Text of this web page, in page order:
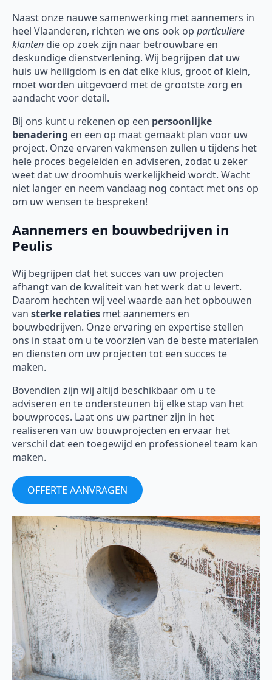
Naast onze nauwe samenwerking met aannemers in
heel Vlaanderen, richten we ons ook op particuliere
klanten die op zoek zijn naar betrouwbare en
deskundige dienstverlening. Wij begrijpen dat uw
huis uw heiligdom is en dat elke klus, groot of klein,
moet worden uitgevoerd met de grootste zorg en
aandacht voor detail.
Bij ons kunt u rekenen op een persoonlijke
benadering en een op maat gemaakt plan voor uw
project. Onze ervaren vakmensen zullen u tijdens het
hele proces begeleiden en adviseren, zodat u zeker
weet dat uw droomhuis werkelijkheid wordt. Wacht
niet langer en neem vandaag nog contact met ons op
om uw wensen te bespreken!
Aannemers en bouwbedrijven in
Peulis
Wij begrijpen dat het succes van uw projecten
afhangt van de kwaliteit van het werk dat u levert.
Daarom hechten wij veel waarde aan het opbouwen
van sterke relaties met aannemers en
bouwbedrijven. Onze ervaring en expertise stellen
ons in staat om u te voorzien van de beste materialen
en diensten om uw projecten tot een succes te
maken.
Bovendien zijn wij altijd beschikbaar om u te
adviseren en te ondersteunen bij elke stap van het
bouwproces. Laat ons uw partner zijn in het
realiseren van uw bouwprojecten en ervaar het
verschil dat een toegewijd en professioneel team kan
maken.
OFFERTE AANVRAGEN